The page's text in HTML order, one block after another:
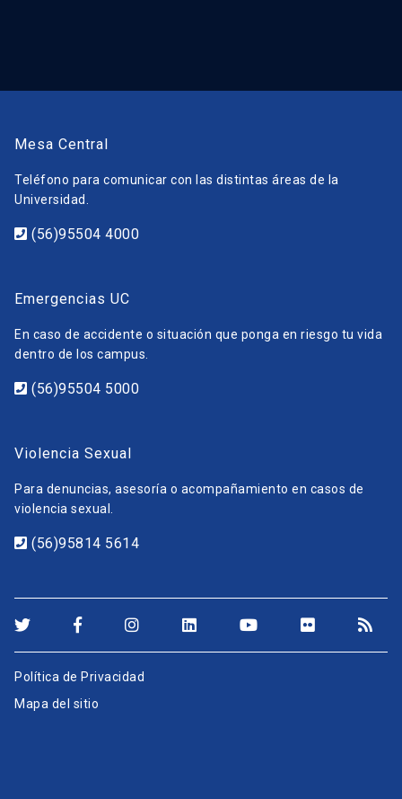
Mesa Central
Teléfono para comunicar con las distintas áreas de la
Universidad.
(56)95504 4000
Emergencias UC
En caso de accidente o situación que ponga en riesgo tu vida
dentro de los campus.
(56)95504 5000
Violencia Sexual
Para denuncias, asesoría o acompañamiento en casos de
violencia sexual.
(56)95814 5614
Política de Privacidad
Mapa del sitio